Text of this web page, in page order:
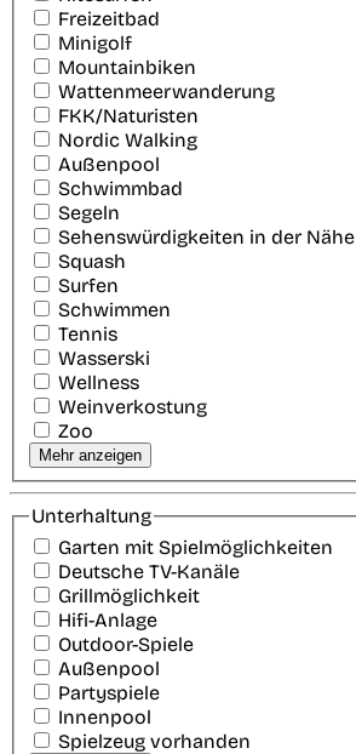
Freizeitbad
Minigolf
Mountainbiken
Wattenmeerwanderung
FKK/Naturisten
Nordic Walking
Außenpool
Schwimmbad
Segeln
Sehenswürdigkeiten in der Nähe
Squash
Surfen
Schwimmen
Tennis
Wasserski
Wellness
Weinverkostung
Zoo
Mehr anzeigen
Unterhaltung
Garten mit Spielmöglichkeiten
Deutsche TV-Kanäle
Grillmöglichkeit
Hifi-Anlage
Outdoor-Spiele
Außenpool
Partyspiele
Innenpool
Spielzeug vorhanden